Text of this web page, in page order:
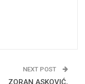
NEXT POST
ZORAN ASKOVIĆ,